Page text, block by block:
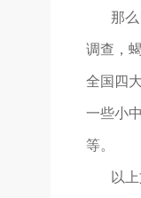
那么目
调查，
全国四
一些小
等。
以上